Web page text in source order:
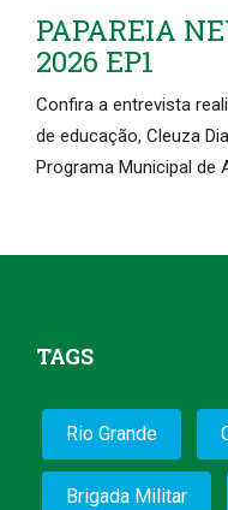
PAPAREIA
2026 EP1
Confira a entrevista
de educação, Cleuza
Programa Municipal de
TAGS
Rio Grande
Brigada Militar